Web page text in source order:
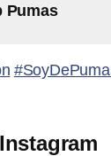
Pumas